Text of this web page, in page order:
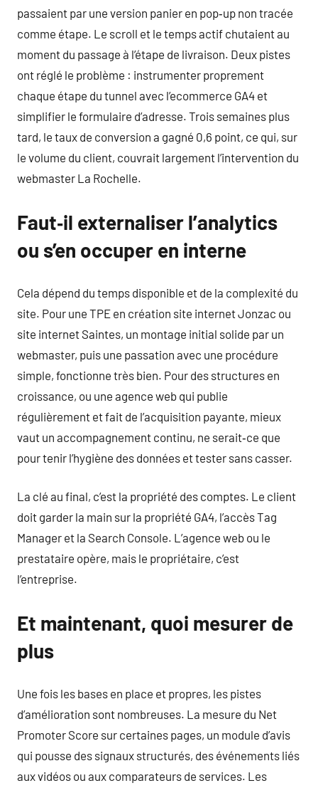
passaient par une version panier en pop‑up non tracée
comme étape. Le scroll et le temps actif chutaient au
moment du passage à l’étape de livraison. Deux pistes
ont réglé le problème : instrumenter proprement
chaque étape du tunnel avec l’ecommerce GA4 et
simplifier le formulaire d’adresse. Trois semaines plus
tard, le taux de conversion a gagné 0,6 point, ce qui, sur
le volume du client, couvrait largement l’intervention du
webmaster La Rochelle.
Faut‑il externaliser l’analytics
ou s’en occuper en interne
Cela dépend du temps disponible et de la complexité du
site. Pour une TPE en création site internet Jonzac ou
site internet Saintes, un montage initial solide par un
webmaster, puis une passation avec une procédure
simple, fonctionne très bien. Pour des structures en
croissance, ou une agence web qui publie
régulièrement et fait de l’acquisition payante, mieux
vaut un accompagnement continu, ne serait‑ce que
pour tenir l’hygiène des données et tester sans casser.
La clé au final, c’est la propriété des comptes. Le client
doit garder la main sur la propriété GA4, l’accès Tag
Manager et la Search Console. L’agence web ou le
prestataire opère, mais le propriétaire, c’est
l’entreprise.
Et maintenant, quoi mesurer de
plus
Une fois les bases en place et propres, les pistes
d’amélioration sont nombreuses. La mesure du Net
Promoter Score sur certaines pages, un module d’avis
qui pousse des signaux structurés, des événements liés
aux vidéos ou aux comparateurs de services. Les